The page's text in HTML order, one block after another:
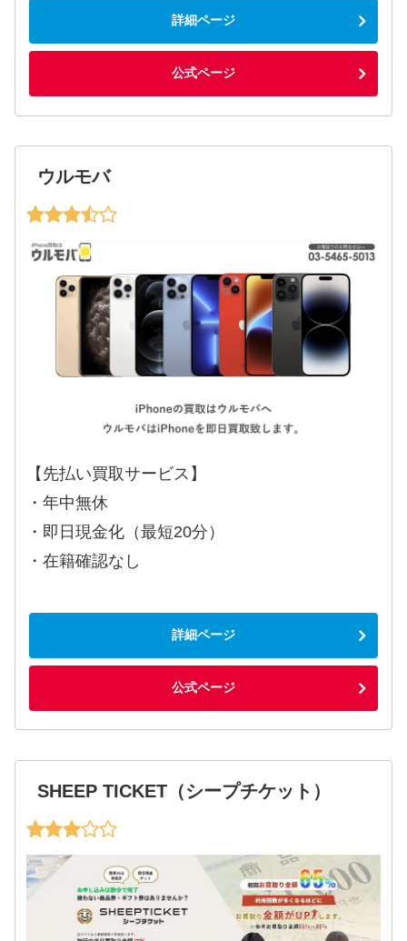
詳細ページ
公式ページ
ウルモバ
【先払い買取サービス】
・年中無休
・即日現金化（最短20分）
・在籍確認なし
詳細ページ
公式ページ
SHEEP TICKET（シープチケット）